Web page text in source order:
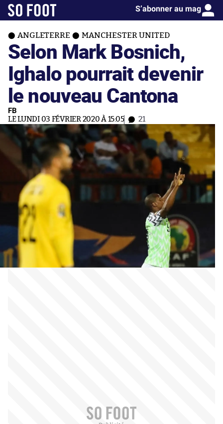
S’abonner au mag
ANGLETERRE MANCHESTER UNITED
Selon Mark Bosnich,
Ighalo pourrait devenir
le nouveau Cantona
FB
LE LUNDI 03 FÉVRIER 2020 À 15:05 21